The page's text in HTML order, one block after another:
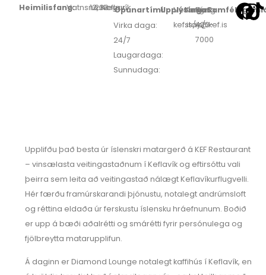
Heimilisfang:Vatnsnesvegur
12,230Keflavík
Opunartími:
Virka daga:
24/7
Laugardaga:
Sunnudaga:
Upplýsingar:
Veffang:
kef.is/is/
Netfang:
stay@kef.is
Sími:
420-
7000
Upplifðu það besta úr íslenskri matargerð á KEF Restaurant
– vinsælasta veitingastaðnum í Keflavík og eftirsóttu vali
þeirra sem leita að veitingastað nálægt Keflavíkurflugvelli.
Hér færðu framúrskarandi þjónustu, notalegt andrúmsloft
og réttina eldaða úr ferskustu íslensku hráefnunum. Boðið
er upp á bæði aðalrétti og smárétti fyrir persónulega og
fjölbreytta matarupplifun.
Á daginn er Diamond Lounge notalegt kaffihús í Keflavík, en